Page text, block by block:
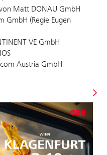
Matt DONAU GmbH
GmbH (Regie Eugen
VE GmbH
Austria GmbH